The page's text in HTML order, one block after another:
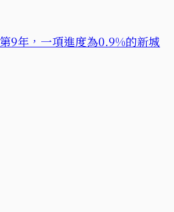
9年，一項進度為0.9%的新城